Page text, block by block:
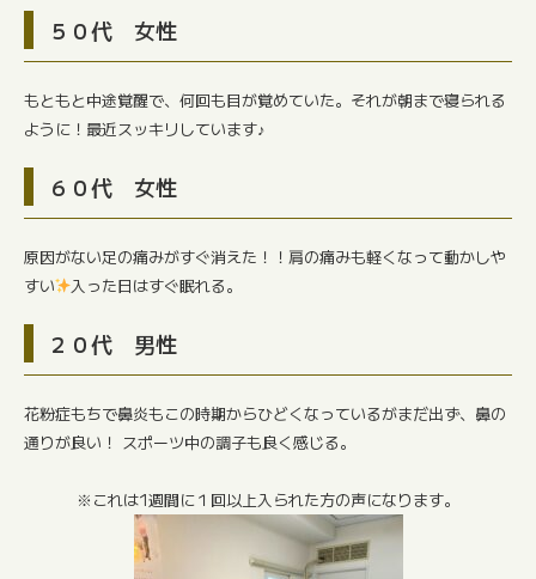
５０代 女性
もともと中途覚醒で、何回も目が覚めていた。それが朝まで寝られる
ように！最近スッキリしています♪
６０代 女性
原因がない足の痛みがすぐ消えた！！肩の痛みも軽くなって動かしや
すい
入った日はすぐ眠れる。
２０代 男性
花粉症もちで鼻炎もこの時期からひどくなっているがまだ出ず、鼻の
通りが良い！ スポーツ中の調子も良く感じる。
※これは1週間に１回以上入られた方の声になります。